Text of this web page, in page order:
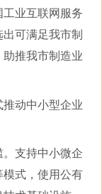
业互联网服务
可满足我市制
推我市制造业
动中小型企业
支持中小微企
式，使用公有